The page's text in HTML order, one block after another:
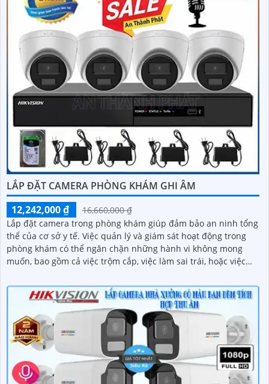
LẮP ĐẶT CAMERA PHÒNG KHÁM GHI ÂM
12,242,000 ₫
16,660,000 ₫
Lắp đặt camera trong phòng khám giúp đảm bảo an ninh tổng
thể của cơ sở y tế. Việc quản lý và giám sát hoạt động trong
phòng khám có thể ngăn chặn những hành vi không mong
muốn, bao gồm cả việc trộm cắp, việc làm sai trái, hoặc việc